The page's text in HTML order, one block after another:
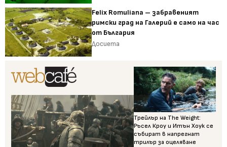
Felix Romuliana – забравеният
римски град на Галерий е само на час
от България
Досиета
Трейлър на The Weight:
Ръсел Кроу и Итън Хоук се
събират в напрегнат
трилър за оцеляване